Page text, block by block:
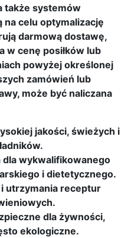
także systemów
na celu optymalizację
darmową dostawę,
w cenę posiłków lub
powyżej określonej
zamówień lub
może być naliczana
jakości, świeżych i
wykwalifikowanego
i dietetycznego.
utrzymania receptur
dla żywności,
ekologiczne.